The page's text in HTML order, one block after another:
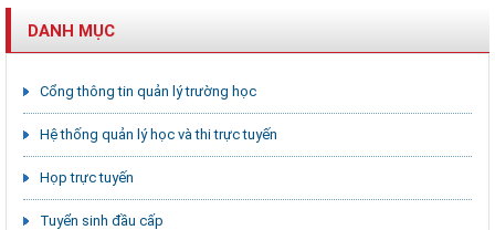
DANH MỤC
Cổng thông tin quản lý trường học
Hệ thống quản lý học và thi trực tuyến
Họp trực tuyến
Tuyển sinh đầu cấp